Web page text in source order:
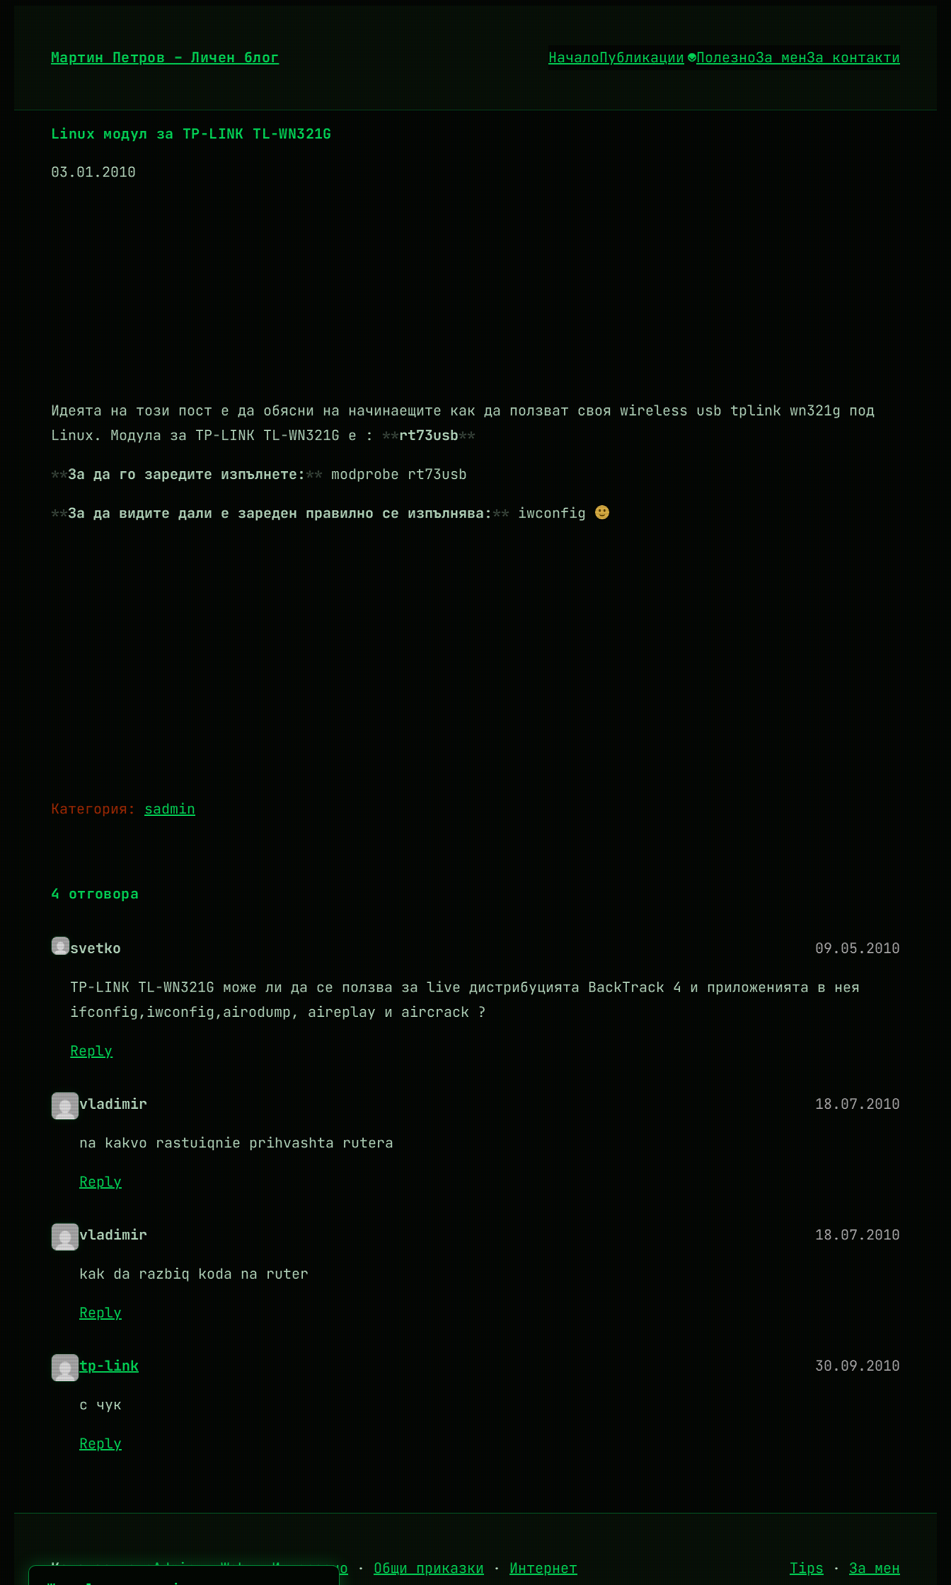
съдържанието
Мартин Петров – Личен блог НачалоПубликации ПолезноЗа менЗа контакти
Linux модул за TP-LINK TL-WN321G
03.01.2010
Идеята на този пост е да обясни на начинаещите как да ползват своя wireless usb tplink wn321g под
Linux. Модула за TP-LINK TL-WN321G е :
rt73usb
За да го заредите изпълнете: modprobe rt73usb
За да видите дали е зареден правилно се изпълнява: iwconfig
Категория: sadmin
4 отговора
svetko 09.05.2010
TP-LINK TL-WN321G може ли да се ползва за live дистрибуцията BackTrack 4 и приложенията в нея
ifconfig,iwconfig,airodump, aireplay и aircrack ?
Reply
vladimir 18.07.2010
na kakvo rastuiqnie prihvashta rutera
Reply
vladimir 18.07.2010
kak da razbiq koda na ruter
Reply
tp-link 30.09.2010
с чук
Reply
Категории: sAdmin·Web·Интересно · Общи приказки · Интернет Tips · За мен